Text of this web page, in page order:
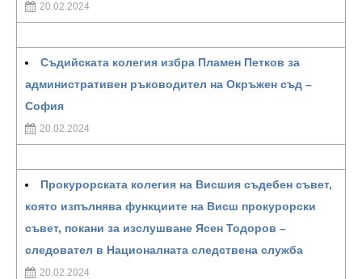
20.02.2024
Съдийската колегия избра Пламен Петков за
административен ръководител на Окръжен съд –
София
20.02.2024
Прокурорската колегия на Висшия съдебен съвет,
която изпълнява функциите на Висш прокурорски
съвет, покани за изслушване Ясен Тодоров –
следовател в Националната следствена служба
20.02.2024